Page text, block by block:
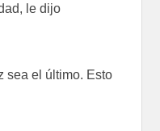
le dijo
sea el último. Esto